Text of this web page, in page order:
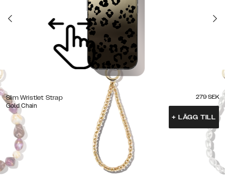
Slim Wristlet Strap
Gold Chain
279 SEK
+ LÄGG TILL